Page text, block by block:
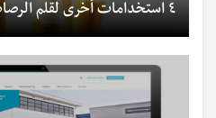
٤ استخدامات أخرى لقلم الرصاص غير الكتابة!